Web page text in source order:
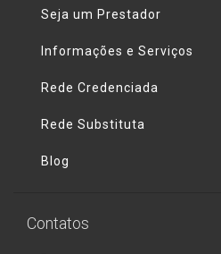
Seja um Prestador
Informações e Serviços
Rede Credenciada
Rede Substituta
Blog
Contatos